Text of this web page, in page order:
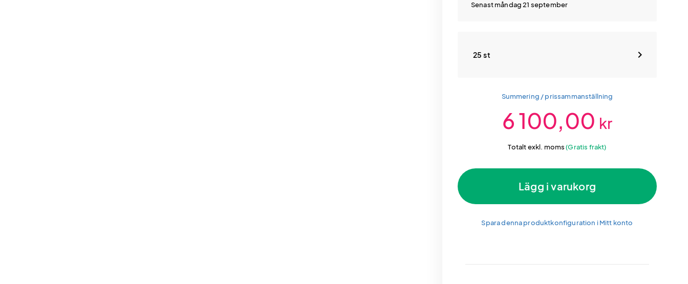
Senast måndag 21 september
25 st
Summering / prissammanställning
6 100,00 kr
Totalt exkl. moms(Gratis frakt)
Lägg i varukorg
Spara denna produktkonfiguration i Mitt konto